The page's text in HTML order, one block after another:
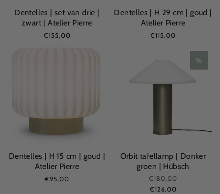
Dentelles | set van drie |
zwart | Atelier Pierre
€155,00
Dentelles | H 29 cm | goud |
Atelier Pierre
€115,00
Dentelles | H 15 cm | goud |
Atelier Pierre
€95,00
%
Orbit tafellamp | Donker
groen | Hübsch
€180,00
€126,00